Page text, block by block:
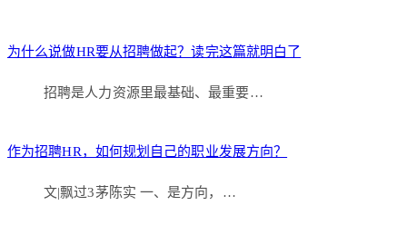
为什么说做HR要从招聘做起？读完这篇就明白了
招聘是人力资源里最基础、最重要…
作为招聘HR，如何规划自己的职业发展方向？
文|飘过3茅陈实 一、是方向，…